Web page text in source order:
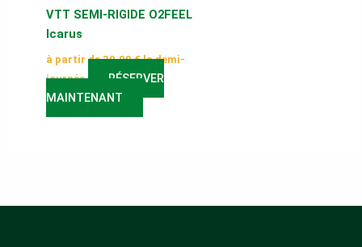
VTT SEMI-RIGIDE O2FEEL
Icarus
à partir de30,00€la demi-
journée
RÉSERVER
MAINTENANT